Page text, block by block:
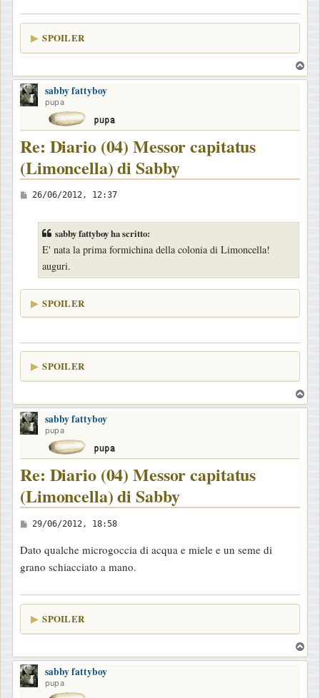
g
g
o
SPOILER
o
sabby fattyboy
pupa
Re: Diario (04) Messor capitatus
(Limoncella) di Sabby
M
i
26/06/2012, 12:37
sabby fattyboy ha scritto:
E' nata la prima formichina della colonia di Limoncella!
auguri.
SPOILER
SPOILER
o
sabby fattyboy
pupa
Re: Diario (04) Messor capitatus
(Limoncella) di Sabby
M
s
s
g
g
o
29/06/2012, 18:58
Dato qualche microgoccia di acqua e miele e un seme di
grano schiacciato a mano.
SPOILER
o
sabby fattyboy
pupa